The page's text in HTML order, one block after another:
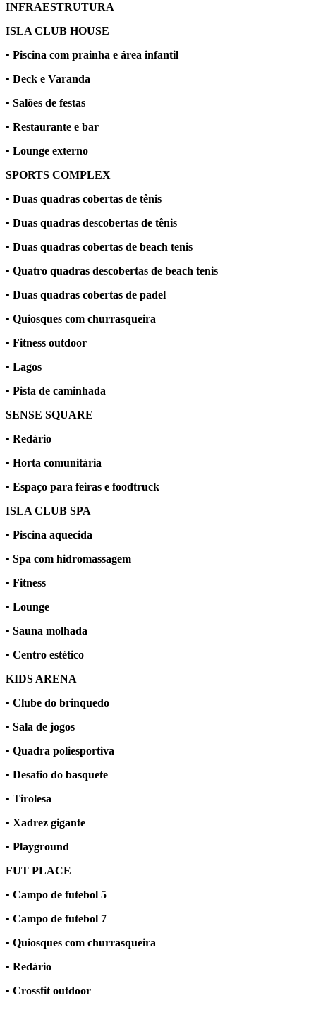
INFRAESTRUTURA
ISLA CLUB HOUSE
• Piscina com prainha e área infantil
• Deck e Varanda
• Salões de festas
• Restaurante e bar
• Lounge externo
SPORTS COMPLEX
• Duas quadras cobertas de tênis
• Duas quadras descobertas de tênis
• Duas quadras cobertas de beach tenis
• Quatro quadras descobertas de beach tenis
• Duas quadras cobertas de padel
• Quiosques com churrasqueira
• Fitness outdoor
• Lagos
• Pista de caminhada
SENSE SQUARE
• Redário
• Horta comunitária
• Espaço para feiras e foodtruck
ISLA CLUB SPA
• Piscina aquecida
• Spa com hidromassagem
• Fitness
• Lounge
• Sauna molhada
• Centro estético
KIDS ARENA
• Clube do brinquedo
• Sala de jogos
• Quadra poliesportiva
• Desafio do basquete
• Tirolesa
• Xadrez gigante
• Playground
FUT PLACE
• Campo de futebol 5
• Campo de futebol 7
• Quiosques com churrasqueira
• Redário
• Crossfit outdoor